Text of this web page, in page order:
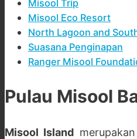
Misool Trip
Misool Eco Resort
North Lagoon and
Suasana Penginapan
Ranger Misool
Pulau Misool
Misool Island